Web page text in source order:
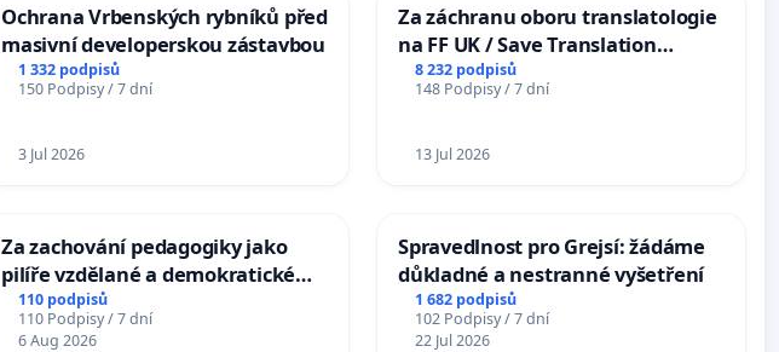
Ochrana Vrbenských rybníků před
masivní developerskou zástavbou
1 332 podpisů
150 Podpisy / 7 dní
3 Jul 2026
Za záchranu oboru translatologie
na FF UK / Save Translation
Studies at the Faculty of Arts,
Charles University
8 232 podpisů
148 Podpisy / 7 dní
13 Jul 2026
Za zachování pedagogiky jako
pilíře vzdělané a demokratické
společnosti
110 podpisů
110 Podpisy / 7 dní
6 Aug 2026
Spravedlnost pro Grejsí: žádáme
důkladné a nestranné vyšetření
1 682 podpisů
102 Podpisy / 7 dní
22 Jul 2026